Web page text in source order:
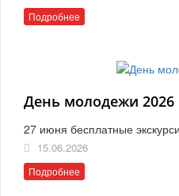
Подробнее
День молодежи 2026
27 июня бесплатные
15.06.2026
Подробнее